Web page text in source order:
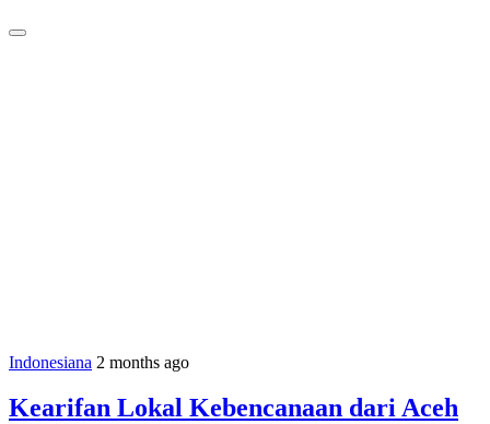
Indonesiana 2 months ago
Kearifan Lokal Kebencanaan dari Aceh